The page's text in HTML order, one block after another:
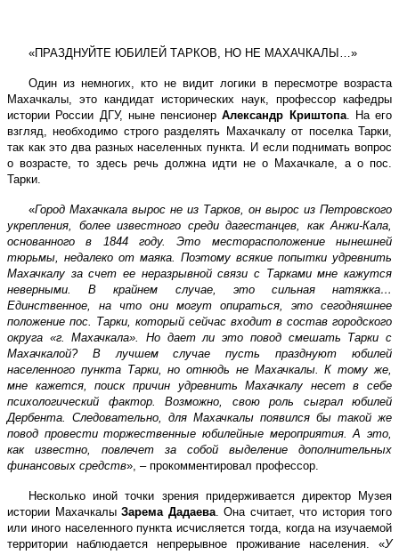
«ПРАЗДНУЙТЕ ЮБИЛЕЙ ТАРКОВ, НО НЕ МАХАЧКАЛЫ…»
Один из немногих, кто не видит логики в пересмотре возраста
Махачкалы, это кандидат исторических наук, профессор кафедры
истории России ДГУ, ныне пенсионерАлександр Криштопа. На его
взгляд, необходимо строго разделять Махачкалу от поселка Тарки,
так как это два разных населенных пункта. И если поднимать вопрос
о возрасте, то здесь речь должна идти не о Махачкале, а о пос.
Тарки.
«Город Махачкала вырос не из Тарков, он вырос из Петровского
укрепления, более известного среди дагестанцев, как Анжи-Кала,
основанного в 1844 году. Это месторасположение нынешней
тюрьмы, недалеко от маяка. Поэтому всякие попытки удревнить
Махачкалу за счет ее неразрывной связи с Тарками мне кажутся
неверными. В крайнем случае, это сильная натяжка…
Единственное, на что они могут опираться, это сегодняшнее
положение пос. Тарки, который сейчас входит в состав городского
округа «г. Махачкала». Но дает ли это повод смешать Тарки с
Махачкалой? В лучшем случае пусть празднуют юбилей
населенного пункта Тарки, но отнюдь не Махачкалы. К тому же,
мне кажется, поиск причин удревнить Махачкалу несет в себе
психологический фактор. Возможно, свою роль сыграл юбилей
Дербента. Следовательно, для Махачкалы появился бы такой же
повод провести торжественные юбилейные мероприятия. А это,
как известно, повлечет за собой выделение дополнительных
финансовых средств», – прокомментировал профессор.
Несколько иной точки зрения придерживается директор Музея
истории Махачкалы Зарема Дадаева. Она считает, что история того
или иного населенного пункта исчисляется тогда, когда на изучаемой
территории наблюдается непрерывное проживание населения. «У